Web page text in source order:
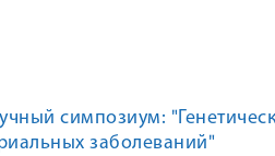
симпозиум:
заболеваний"